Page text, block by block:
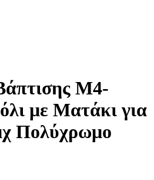
Μ4-
με Ματάκι για
Πολύχρωμο